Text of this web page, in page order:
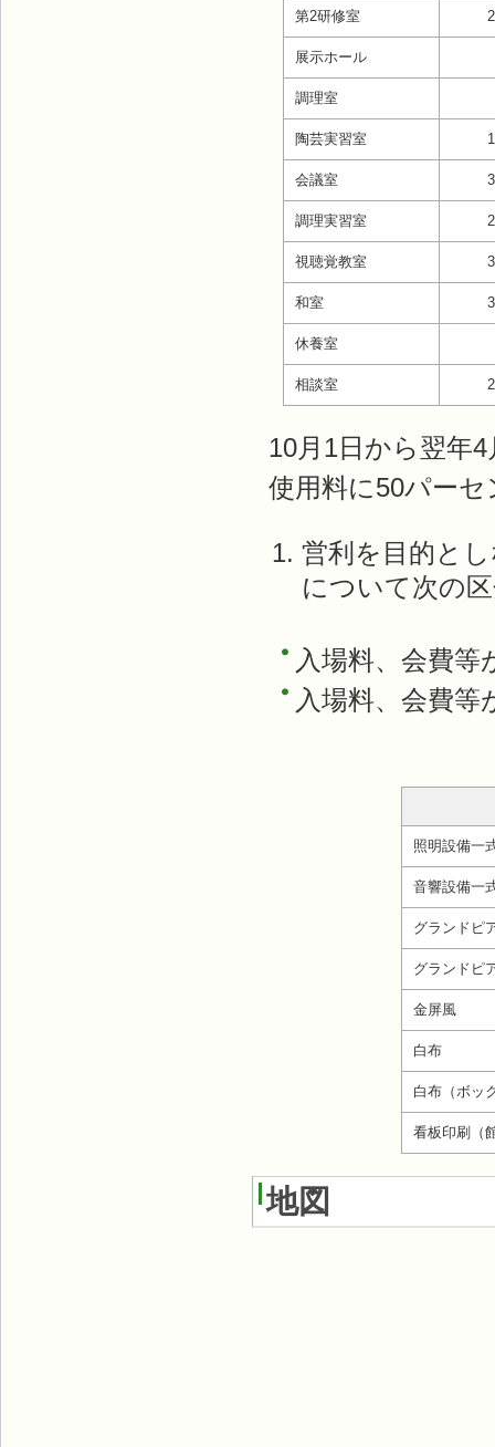
第2研修室
展示ホール
調理室
陶芸実習室
会議室
調理実習室
視聴覚教室
和室
休養室
相談室
10月1日から翌年
使用料に50パー
営利を目的と
について次の
入場料、会費
入場料、会費
照明設備一
音響設備一
グランドピ
グランドピ
金屏風
白布
白布（ボッ
看板印刷（
地図